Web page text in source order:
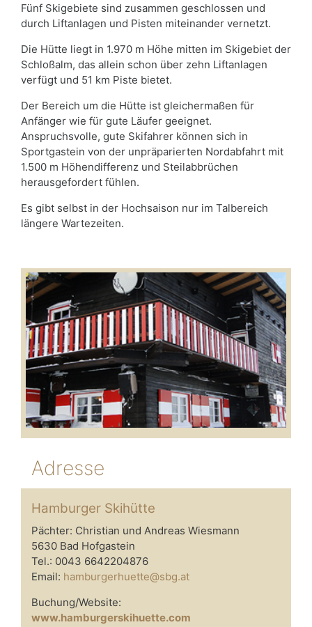
Fünf Skigebiete sind zusammen geschlossen und
durch Liftanlagen und Pisten miteinander vernetzt.
Die Hütte liegt in 1.970 m Höhe mitten im Skigebiet der
Schloßalm, das allein schon über zehn Liftanlagen
verfügt und 51 km Piste bietet.
Der Bereich um die Hütte ist gleichermaßen für
Anfänger wie für gute Läufer geeignet.
Anspruchsvolle, gute Skifahrer können sich in
Sportgastein von der unpräparierten Nordabfahrt mit
1.500 m Höhendifferenz und Steilabbrüchen
herausgefordert fühlen.
Es gibt selbst in der Hochsaison nur im Talbereich
längere Wartezeiten.
Adresse
Hamburger Skihütte
Pächter: Christian und Andreas Wiesmann
5630 Bad Hofgastein
Tel.: 0043 6642204876
Email: hamburgerhuette@sbg.at
Buchung/Website:
www.hamburgerskihuette.com